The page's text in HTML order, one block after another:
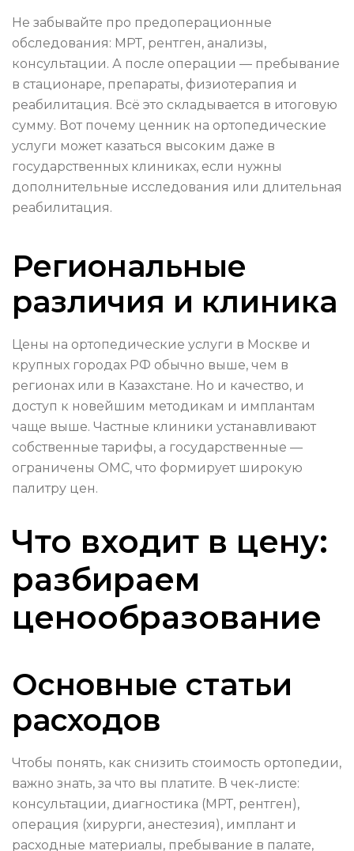
Не забывайте про предоперационные
обследования: МРТ, рентген, анализы,
консультации. А после операции — пребывание
в стационаре, препараты, физиотерапия и
реабилитация. Всё это складывается в итоговую
сумму. Вот почему ценник на ортопедические
услуги может казаться высоким даже в
государственных клиниках, если нужны
дополнительные исследования или длительная
реабилитация.
Региональные
различия и клиника
Цены на ортопедические услуги в Москве и
крупных городах РФ обычно выше, чем в
регионах или в Казахстане. Но и качество, и
доступ к новейшим методикам и имплантам
чаще выше. Частные клиники устанавливают
собственные тарифы, а государственные —
ограничены ОМС, что формирует широкую
палитру цен.
Что входит в цену:
разбираем
ценообразование
Основные статьи
расходов
Чтобы понять, как снизить стоимость ортопедии,
важно знать, за что вы платите. В чек-листе:
консультации, диагностика (МРТ, рентген),
операция (хирурги, анестезия), имплант и
расходные материалы, пребывание в палате,